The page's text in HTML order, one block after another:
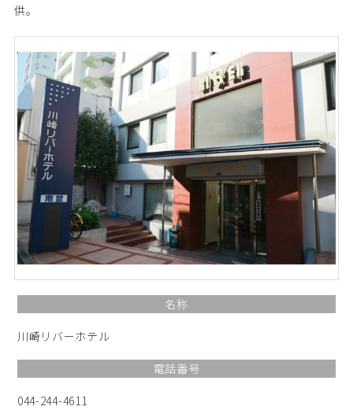
供。
名称
川崎リバーホテル
電話番号
044-244-4611